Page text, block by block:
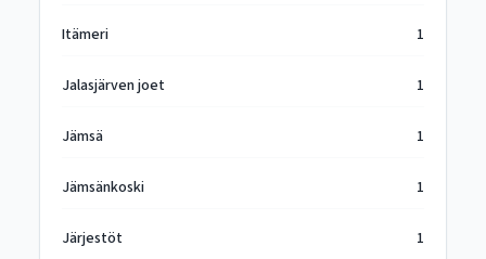
Itämeri 1
Jalasjärven joet 1
Jämsä 1
Jämsänkoski 1
Järjestöt 1